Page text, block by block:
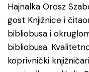
Hajnalka Orosz
gost Knjižnice i
bibliobusa i
bibliobusa.
koprivnički